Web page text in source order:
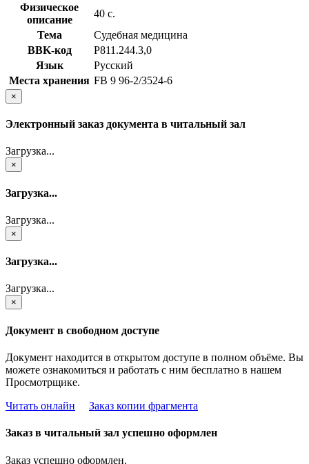
Физическое
описание
40 с.
Тема
Судебная медицина
BBK-код
Р811.244.3,0
Язык
Русский
Места хранения FB 9 96-2/3524-6
×
Электронный заказ документа в читальный зал
Загрузка...
×
Загрузка...
Загрузка...
×
Загрузка...
Загрузка...
×
Документ в свободном доступе
Документ находится в открытом доступе в полном объёме. Вы
можете ознакомиться и работать с ним бесплатно в нашем
Просмотрщике.
Читать онлайн
Заказ копии фрагмента
Заказ в читальный зал успешно оформлен
Заказ успешно оформлен.